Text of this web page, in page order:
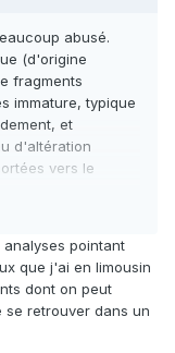
abusé.
(d'origine
fragments
immature, typique
et
d'altération
vers le
et
considérées
bien être des
pointant
que j'ai en limousin
dont on peut
retrouver dans un